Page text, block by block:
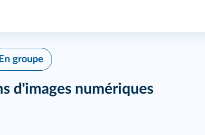
En groupe
d'images numériques